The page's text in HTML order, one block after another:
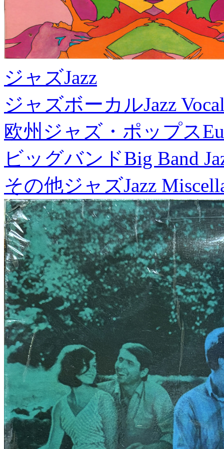
ジャズJazz
ジャズボーカルJazz
欧州ジャズ・ポップス
ビッグバンドBig Band
その他ジャズJazz